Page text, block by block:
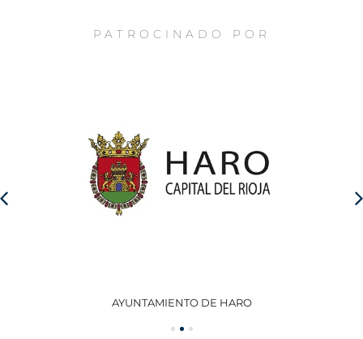
PATROCINADO POR
AYUNTAMIENTO DE HARO